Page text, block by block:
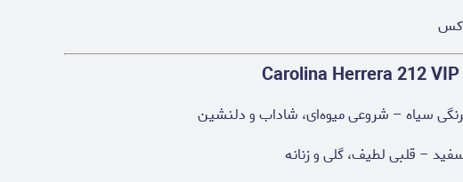
سیاه – شروعی میوه‌ای، شاداب و دلنشین
– قلبی لطیف، گلی و زنانه